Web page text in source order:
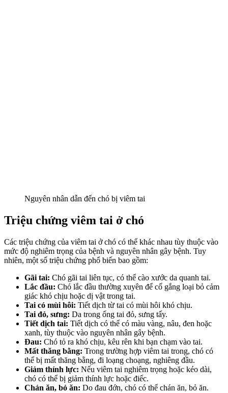
Nguyên nhân dẫn đến chó bị viêm tai
Triệu chứng viêm tai ở chó
Các triệu chứng của viêm tai ở chó có thể khác nhau tùy thuộc vào
mức độ nghiêm trọng của bệnh và nguyên nhân gây bệnh. Tuy
nhiên, một số triệu chứng phổ biến bao gồm:
Gãi tai: Chó gãi tai liên tục, có thể cào xước da quanh tai.
Lắc đầu: Chó lắc đầu thường xuyên để cố gắng loại bỏ cảm
giác khó chịu hoặc dị vật trong tai.
Tai có mùi hôi: Tiết dịch từ tai có mùi hôi khó chịu.
Tai đỏ, sưng: Da trong ống tai đỏ, sưng tấy.
Tiết dịch tai: Tiết dịch có thể có màu vàng, nâu, đen hoặc
xanh, tùy thuộc vào nguyên nhân gây bệnh.
Đau: Chó tỏ ra khó chịu, kêu rên khi bạn chạm vào tai.
Mất thăng bằng: Trong trường hợp viêm tai trong, chó có
thể bị mất thăng bằng, đi loạng choạng, nghiêng đầu.
Giảm thính lực: Nếu viêm tai nghiêm trọng hoặc kéo dài,
chó có thể bị giảm thính lực hoặc điếc.
Chán ăn, bỏ ăn: Do đau đớn, chó có thể chán ăn, bỏ ăn.